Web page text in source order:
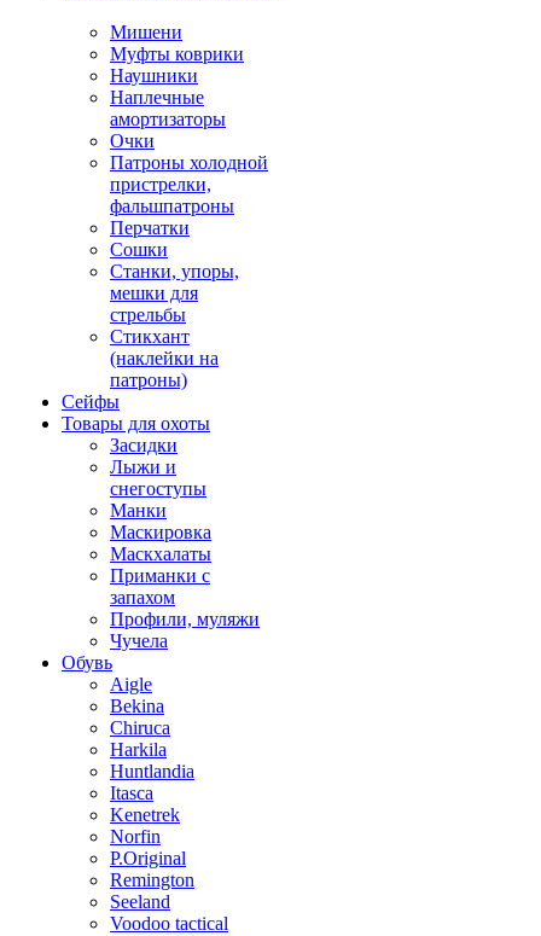
Мишени
Муфты коврики
Наушники
Наплечные
амортизаторы
Очки
Патроны холодной
пристрелки,
фальшпатроны
Перчатки
Сошки
Станки, упоры,
мешки для
стрельбы
Стикхант
(наклейки на
патроны)
Сейфы
Товары для охоты
Засидки
Лыжи и
снегоступы
Манки
Маскировка
Маскхалаты
Приманки с
запахом
Профили, муляжи
Чучела
Обувь
Aigle
Bekina
Chiruсa
Harkila
Huntlandia
Itasca
Kenetrek
Norfin
P.Original
Remington
Seeland
Voodoo tactical